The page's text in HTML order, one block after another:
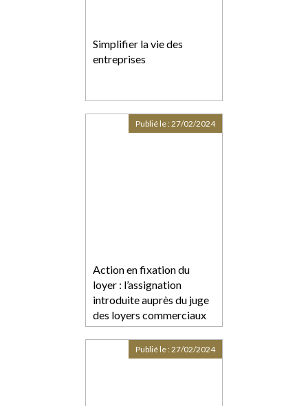
Simplifier la vie des
entreprises
Action en fixation du
loyer : l’assignation
introduite auprès du juge
des loyers commerciaux
sans mémoire préalable
est irrecevable
Publié le :27/02/2024
Publié le :27/02/2024